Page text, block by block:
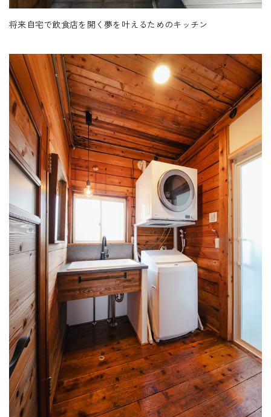
将来自宅で飲食店を開く夢を叶えるためのキッチン